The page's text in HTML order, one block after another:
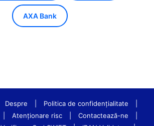
AXA Bank
Despre Politica de confidenţialitate
Atenționare risc Contactează-ne